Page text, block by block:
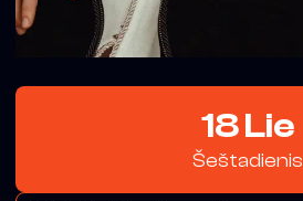
18 Lie
Šeštadienis